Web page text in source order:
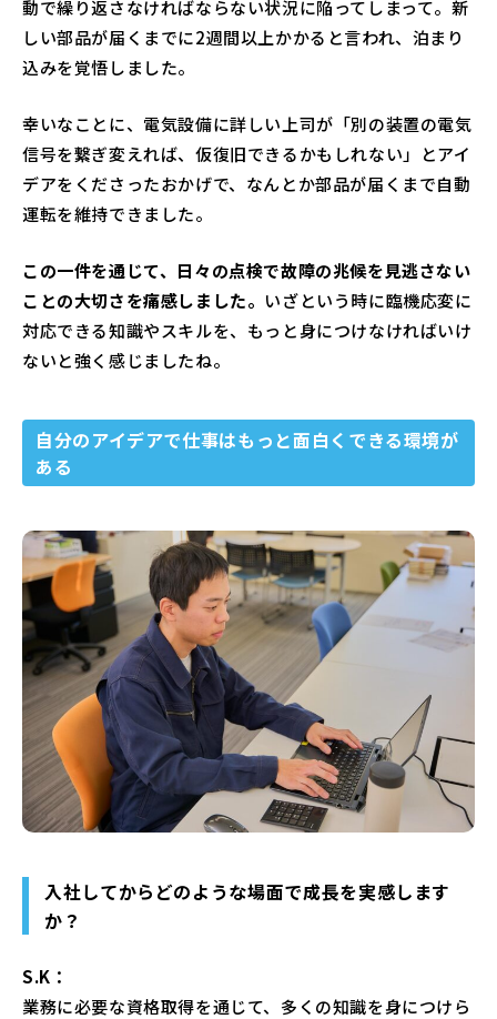
動で繰り返さなければならない状況に陥ってしまって。新
しい部品が届くまでに2週間以上かかると言われ、泊まり
込みを覚悟しました。
幸いなことに、電気設備に詳しい上司が「別の装置の電気
信号を繋ぎ変えれば、仮復旧できるかもしれない」とアイ
デアをくださったおかげで、なんとか部品が届くまで自動
運転を維持できました。
この一件を通じて、日々の点検で故障の兆候を見逃さない
ことの大切さを痛感しました。 いざという時に臨機応変に
対応できる知識やスキルを、もっと身につけなければいけ
ないと強く感じましたね。
自分のアイデアで仕事はもっと面白くできる環境が
ある
入社してからどのような場面で成長を実感します
か？
S.K：
業務に必要な資格取得を通じて、多くの知識を身につけら